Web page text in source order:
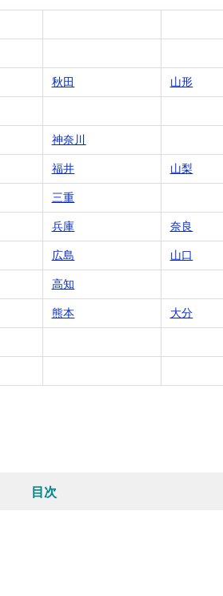
秋田 山形
神奈川
福井 山梨
三重
兵庫 奈良
広島 山口
高知
熊本 大分
目次